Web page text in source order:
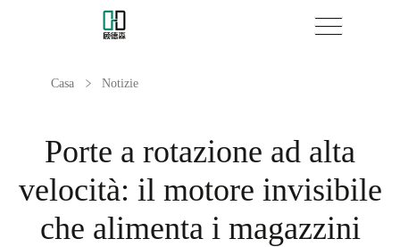
Casa Notizie
Porte a rotazione ad alta
velocità: il motore invisibile
che alimenta i magazzini